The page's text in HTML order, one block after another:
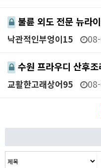
불륜 외도 전문 뉴라
낙관적인부엉이15
수원 프라우디 산후
교활한고래상어95